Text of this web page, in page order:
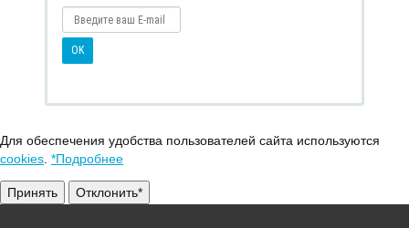
Для обеспечения удобства пользователей сайта используются
cookies. *Подробнее
Принять Отклонить*